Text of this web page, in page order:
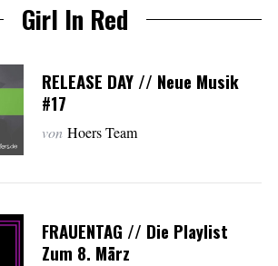
Girl In Red
RELEASE DAY // Neue Musik
#17
von Hoers Team
FRAUENTAG // Die Playlist
Zum 8. März